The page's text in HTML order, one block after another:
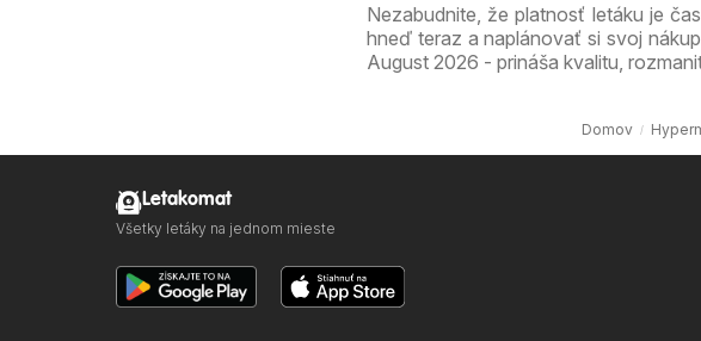
Nezabudnite, že platnosť letáku je
hneď teraz a naplánovať si svoj
August 2026 - prináša kvalitu,
Domov
Letakomat
Všetky letáky na jednom mieste